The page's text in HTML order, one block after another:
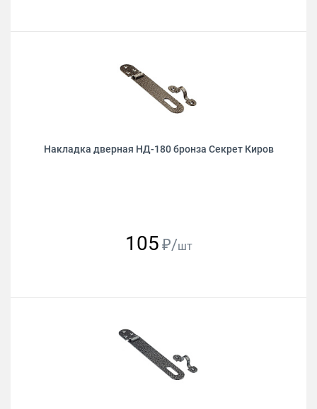
Накладка дверная НД-180 бронза Секрет Киров
105 ₽/шт